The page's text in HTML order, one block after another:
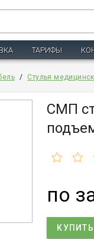
ТАРИФЫ
/ Стулья
СМП
по
КУПИТЬ